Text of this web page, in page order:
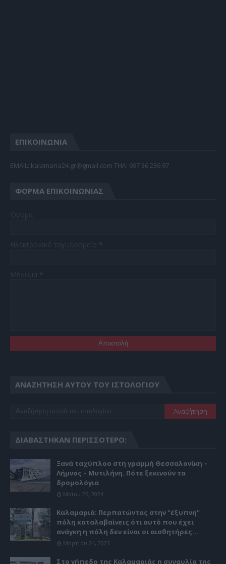
ΕΠΙΚΟΙΝΩΝΙΑ
EMAIL: kalamaria24.gr@gmail.com TΗΛ: 697 36 236 97
ΦΌΡΜΑ ΕΠΙΚΟΙΝΩΝΊΑΣ
ΑΝΑΖΉΤΗΣΗ ΑΥΤΟΎ ΤΟΥ ΙΣΤΟΛΟΓΊΟΥ
ΔΙΑΒΆΣΤΗΚΑΝ ΠΕΡΙΣΣΌΤΕΡΟ:
Ξανά ταχύπλοο στη γραμμή Θεσσαλονίκη –
Λήμνος – Μυτιλήνη. Πότε ξεκινούν τα
δρομολόγια
Μαΐου 26, 2024
Καλαμαριά: Περπατώντας στην "έξυπνη"
πόλη καταλαβαίνεις ότι αυτό που έχει
ανάγκη η πόλη δεν είναι οι αισθητήρες...
Μαρτίου 24, 2023
Στο γήπεδο της Καλαμαριάς η συναυλία της